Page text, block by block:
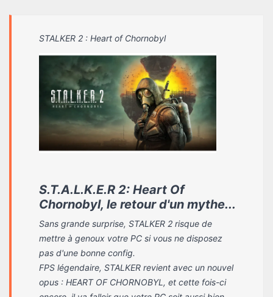
STALKER 2 : Heart of Chornobyl
S.T.A.L.K.E.R 2: Heart Of
Chornobyl, le retour d'un mythe...
Sans grande surprise, STALKER 2 risque de
mettre à genoux votre PC si vous ne disposez
pas d'une bonne config.
FPS légendaire, STALKER revient avec un nouvel
opus : HEART OF CHORNOBYL, et cette fois-ci